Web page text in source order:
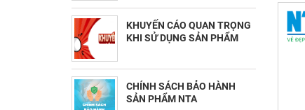
KHUYẾN CÁO QUAN TRỌNG
KHI SỬ DỤNG SẢN PHẨM
CHÍNH SÁCH BẢO HÀNH
SẢN PHẨM NTA